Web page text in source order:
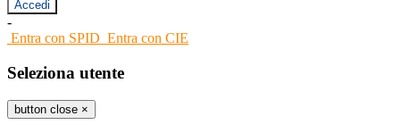
-
Entra con SPID Entra con CIE
Seleziona utente
button close ×